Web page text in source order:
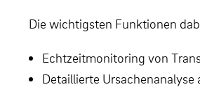
Die wichtigsten Funktionen
Echtzeitmonitoring von
Detaillierte